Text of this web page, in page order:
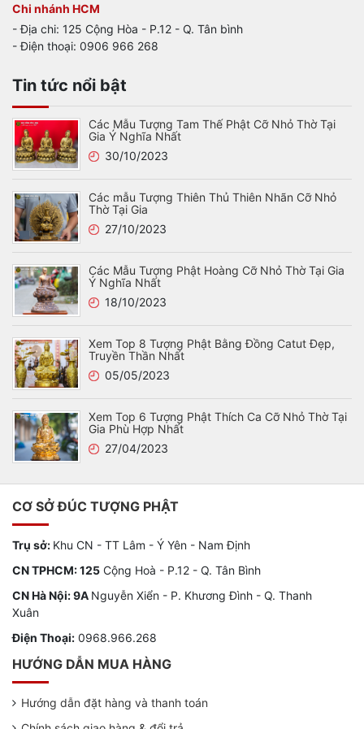
Chi nhánh HCM
- Địa chi: 125 Cộng Hòa - P.12 - Q. Tân bình
- Điện thoại: 0906 966 268
Tin tức nổi bật
Các Mẫu Tượng Tam Thế Phật Cỡ Nhỏ Thờ Tại
Gia Ý Nghĩa Nhất
30/10/2023
Các mẫu Tượng Thiên Thủ Thiên Nhãn Cỡ Nhỏ
Thờ Tại Gia
27/10/2023
Các Mẫu Tượng Phật Hoàng Cỡ Nhỏ Thờ Tại Gia
Ý Nghĩa Nhất
18/10/2023
Xem Top 8 Tượng Phật Bằng Đồng Catut Đẹp,
Truyền Thần Nhất
05/05/2023
Xem Top 6 Tượng Phật Thích Ca Cỡ Nhỏ Thờ Tại
Gia Phù Hợp Nhất
27/04/2023
CƠ SỞ ĐÚC TƯỢNG PHẬT
Trụ sở: Khu CN - TT Lâm - Ý Yên - Nam Định
CN TPHCM: 125 Cộng Hoà - P.12 - Q. Tân Bình
CN Hà Nội: 9A Nguyễn Xiển - P. Khương Đình - Q. Thanh
Xuân
Điện Thoại: 0968.966.268
HƯỚNG DẪN MUA HÀNG
Hướng dẫn đặt hàng và thanh toán